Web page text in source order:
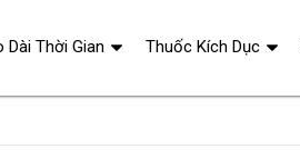
Dài Thời Gian Thuốc Kích Dục